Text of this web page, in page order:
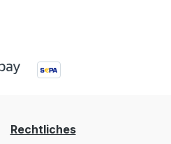
Rechtliches